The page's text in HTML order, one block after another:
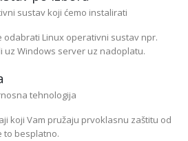
sustav koji ćemo instalirati
odabrati Linux operativni sustav npr.
uz Windows server uz nadoplatu.
tehnologija
koji Vam pružaju prvoklasnu zaštitu od
to besplatno.